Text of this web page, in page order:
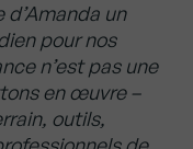
un
pour nos
n’est pas une
en œuvre –
outils,